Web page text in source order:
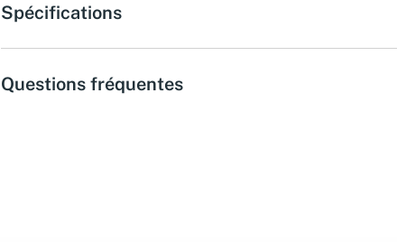
Spécifications
Questions fréquentes